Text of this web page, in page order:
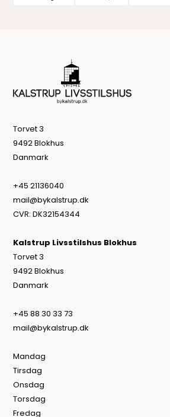
Torvet 3
9492 Blokhus
Danmark
+45 21136040
mail@bykalstrup.dk
CVR: DK32154344
Kalstrup Livsstilshus Blokhus
Torvet 3
9492 Blokhus
Danmark
+45 88 30 33 73
mail@bykalstrup.dk
Mandag
Tirsdag
Onsdag
Torsdag
Fredag